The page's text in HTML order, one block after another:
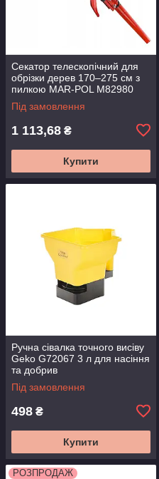
Секатор телескопічний для
обрізки дерев 170–275 см з
пилкою MAR-POL M82980
Під замовлення
1 113,68 ₴
Купити
Ручна сівалка точного висіву
Geko G72067 3 л для насіння
та добрив
Під замовлення
498 ₴
Купити
РОЗПРОДАЖ